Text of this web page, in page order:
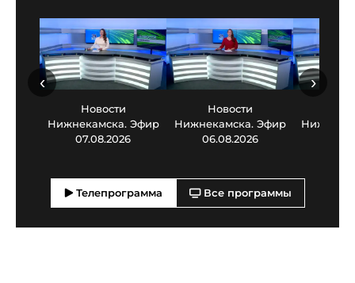
Новости
Нижнекамска. Эфир
07.08.2026
Новости
Нижнекамска. Эфир
06.08.2026
‹ ›
Телепрограмма Все программы